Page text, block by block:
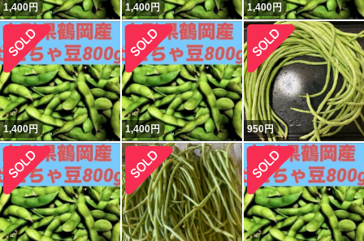
1,400円 1,400円 1,400円
1,400円 1,400円 950円